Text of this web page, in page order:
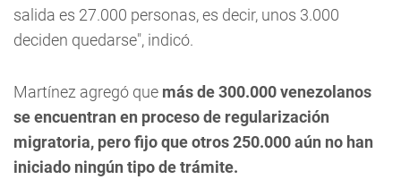
salida es 27.000 personas, es decir, unos 3.000
deciden quedarse", indicó.
Martínez agregó que más de 300.000 venezolanos
se encuentran en proceso de regularización
migratoria, pero fijo que otros 250.000 aún no han
iniciado ningún tipo de trámite.